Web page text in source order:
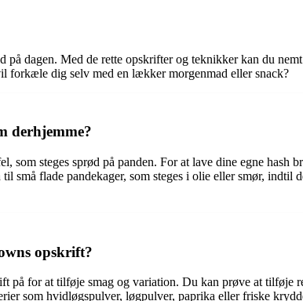
dagen. Med de rette opskrifter og teknikker kan du
forkæle dig selv med en lækker morgenmad eller snack?
derhjemme?
som steges sprød på panden. For at lave dine egne
små flade pandekager, som steges i olie eller smør,
opskrift?
på for at tilføje smag og variation. Du kan prøve at tilføje
som hvidløgspulver, løgpulver, paprika eller friske